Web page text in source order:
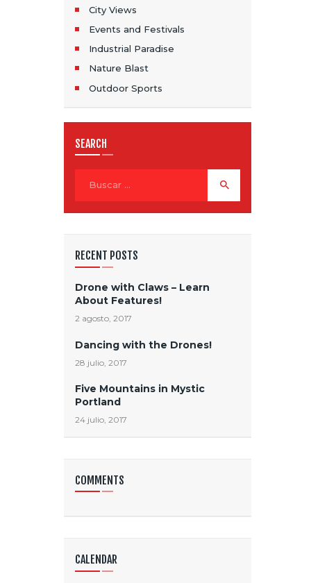
City Views
Events and Festivals
Industrial Paradise
Nature Blast
Outdoor Sports
SEARCH
RECENT POSTS
Drone with Claws – Learn
About Features!
2 agosto, 2017
Dancing with the Drones!
28 julio, 2017
Five Mountains in Mystic
Portland
24 julio, 2017
COMMENTS
CALENDAR